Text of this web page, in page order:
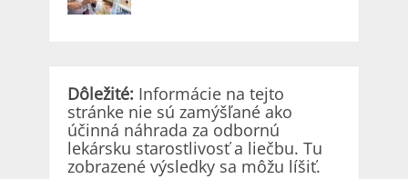
Dôležité: Informácie na tejto
stránke nie sú zamýšľané ako
účinná náhrada za odbornú
lekársku starostlivosť a liečbu. Tu
zobrazené výsledky sa môžu líšiť.